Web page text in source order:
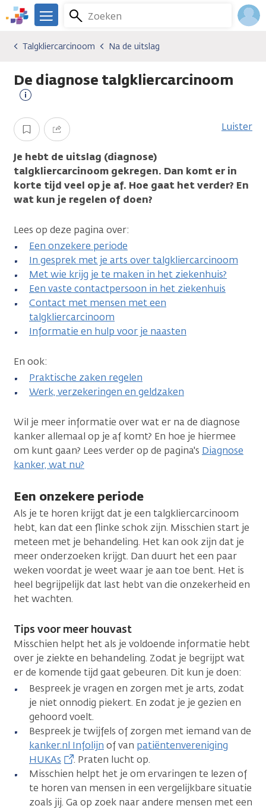
Overslaan
en
gaan
We
er
je.
Kanker.nl
Zoeken
Menu
Kankersoorten
Talgkliercarcinoom
Na de uitslag
Talgkliercarcinoom Na de uitslag
De diagnose talgkliercarcinoom
informatie
Opslaan Delen Luister
Je hebt de uitslag (diagnose)
talgkliercarcinoom gekregen. Dan komt er in
korte tijd veel op je af. Hoe gaat het verder? En
wat kun je regelen of doen?
Lees op deze pagina over:
Een onzekere periode
In gesprek met je arts over talgkliercarcinoom
Met wie krijg je te maken in het ziekenhuis?
Een vaste contactpersoon in het ziekenhuis
Contact met mensen met een
talgkliercarcinoom
Informatie en hulp voor je naasten
En ook:
Praktische zaken regelen
Werk, verzekeringen en geldzaken
Wil je meer informatie over wat er na de diagnose
kanker allemaal op je af komt? En hoe je hiermee
om kunt gaan? Lees verder op de pagina's Diagnose
kanker, wat nu?
Een onzekere periode
Als je te horen krijgt dat je een talgkliercarcinoom
hebt, kan dat een flinke schok zijn. Misschien start je
meteen met je behandeling. Het kan ook zijn dat je
meer onderzoeken krijgt. Dan duurt het een paar
weken voordat je weet waar je aan toe bent. Het is
heel begrijpelijk dat last hebt van die onzekerheid en
het wachten.
Tips voor meer houvast
Misschien helpt het als je voldoende informatie hebt
over je ziekte en behandeling. Zodat je begrijpt wat
er de komende tijd gaat gebeuren. Dit kun je doen:
Bespreek je vragen en zorgen met je arts, zodat
je niet onnodig piekert. En zodat je je gezien en
gehoord voelt.
Bespreek je twijfels of zorgen met iemand van de
kanker.nl Infolijn of van patiëntenvereniging
HUKAs
. Praten lucht op.
Misschien helpt het je om ervaringen te lezen of
te horen van mensen in een vergelijkbare situatie
zoals jij. Ga op zoek naar andere mensen met een